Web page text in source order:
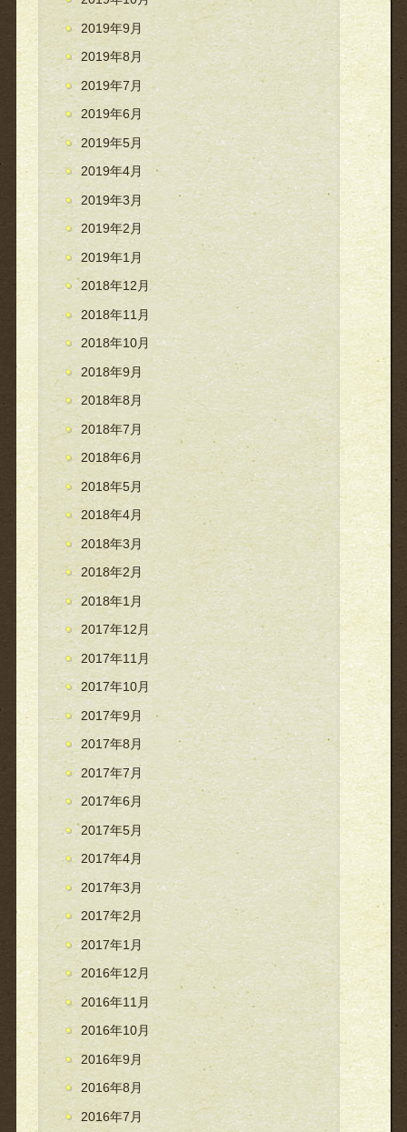
2019年9月
2019年8月
2019年7月
2019年6月
2019年5月
2019年4月
2019年3月
2019年2月
2019年1月
2018年12月
2018年11月
2018年10月
2018年9月
2018年8月
2018年7月
2018年6月
2018年5月
2018年4月
2018年3月
2018年2月
2018年1月
2017年12月
2017年11月
2017年10月
2017年9月
2017年8月
2017年7月
2017年6月
2017年5月
2017年4月
2017年3月
2017年2月
2017年1月
2016年12月
2016年11月
2016年10月
2016年9月
2016年8月
2016年7月